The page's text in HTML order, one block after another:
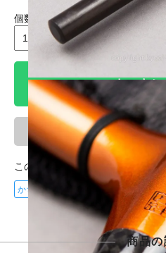
個数
個
カート
ほしい
この商品に登録されているタグ
かちどき カーボン玉枠 かちどき匠
商品